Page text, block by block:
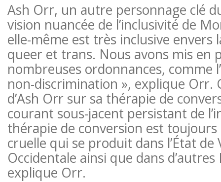
Ash Orr, un autre personnage clé
vision nuancée de l’inclusivité de
elle-même est très inclusive envers
queer et trans. Nous avons mis en
nombreuses ordonnances, comme
non-discrimination », explique Orr.
d’Ash Orr sur sa thérapie de
courant sous-jacent persistant de
thérapie de conversion est
cruelle qui se produit dans l’État de
Occidentale ainsi que dans
explique Orr.